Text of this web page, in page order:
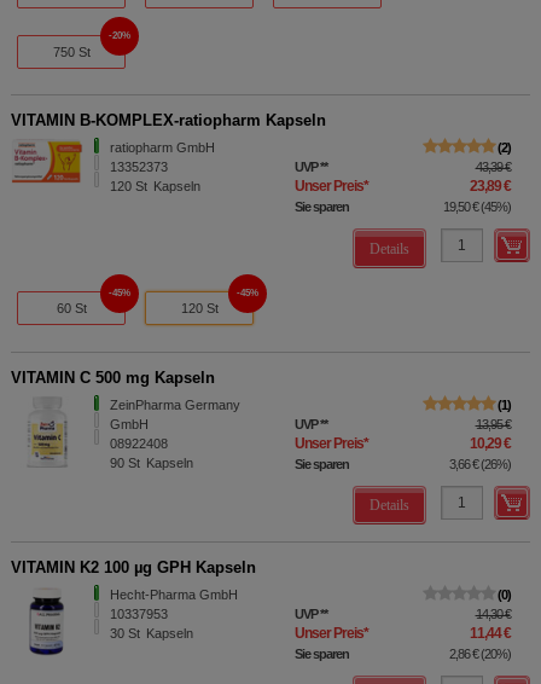
750 St
20%
VITAMIN B-KOMPLEX-ratiopharm Kapseln
ratiopharm GmbH
13352373
120 St Kapseln
2
UVP** 43,39 €
Unser Preis* 23,89 €
Sie sparen 19,50 €(45%)
Details
60 St
45%
120 St
45%
VITAMIN C 500 mg Kapseln
ZeinPharma Germany
GmbH
08922408
90 St Kapseln
1
UVP** 13,95 €
Unser Preis* 10,29 €
Sie sparen 3,66 €(26%)
Details
VITAMIN K2 100 µg GPH Kapseln
Hecht-Pharma GmbH
10337953
30 St Kapseln
0
UVP** 14,30 €
Unser Preis* 11,44 €
Sie sparen 2,86 €(20%)